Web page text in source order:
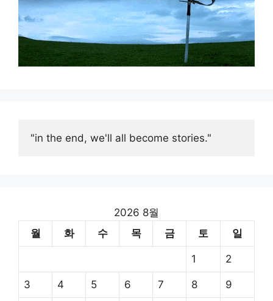
"in the end, we'll all become stories."
2026 8월
월
화 수 목 금 토 일
1 2
3 4 5 6 7 8 9